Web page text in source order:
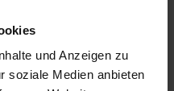
und Anzeigen zu
soziale Medien anbieten